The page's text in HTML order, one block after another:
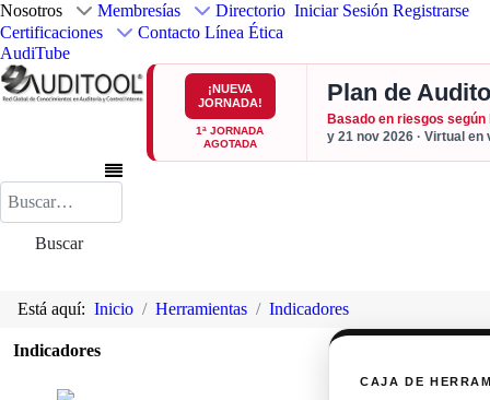
Nosotros Membresías
Directorio
Certificaciones
Contacto Línea Ética
AudiTube
Iniciar Sesión Registrarse
¡NUEVA
JORNADA!
1ª JORNADA
AGOTADA
Plan de
Basado en riesgos según
y 21 nov 2026 · Virtual en
Buscar
Buscar
Está aquí: Inicio Herramientas Indicadores
Indicadores
CAJA DE